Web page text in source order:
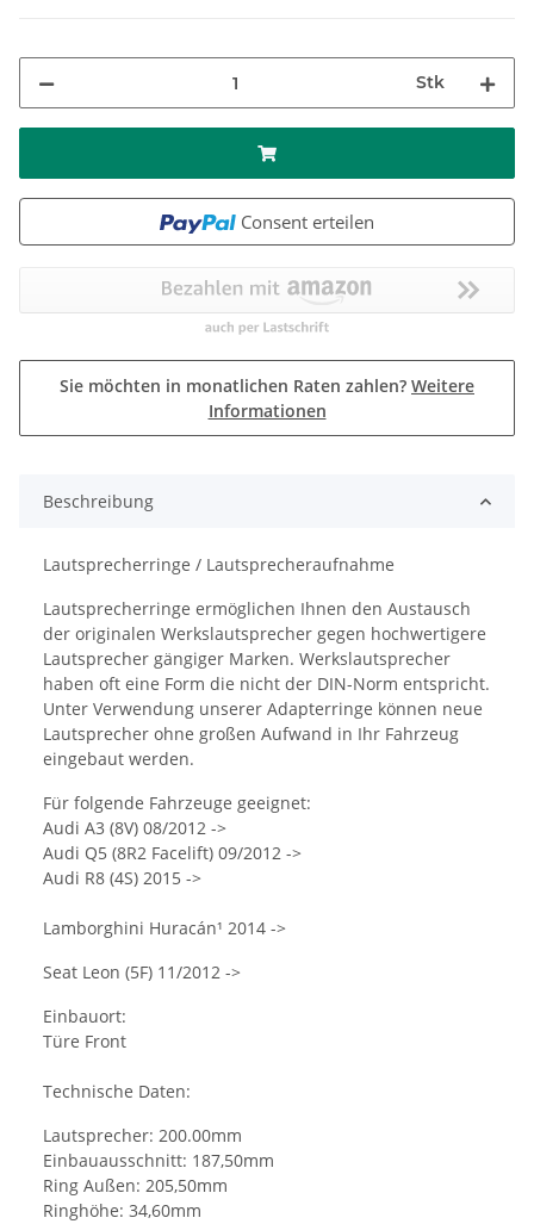
Stk
Consent erteilen
Sie möchten in monatlichen Raten zahlen? Weitere
Informationen
Beschreibung
Lautsprecherringe / Lautsprecheraufnahme
Lautsprecherringe ermöglichen Ihnen den Austausch
der originalen Werkslautsprecher gegen hochwertigere
Lautsprecher gängiger Marken. Werkslautsprecher
haben oft eine Form die nicht der DIN-Norm entspricht.
Unter Verwendung unserer Adapterringe können neue
Lautsprecher ohne großen Aufwand in Ihr Fahrzeug
eingebaut werden.
Für folgende Fahrzeuge geeignet:
Audi A3 (8V) 08/2012 ->
Audi Q5 (8R2 Facelift) 09/2012 ->
Audi R8 (4S) 2015 ->
Lamborghini Huracán¹ 2014 ->
Seat Leon (5F) 11/2012 ->
Einbauort:
Türe Front
Technische Daten:
Lautsprecher: 200.00mm
Einbauausschnitt: 187,50mm
Ring Außen: 205,50mm
Ringhöhe: 34,60mm